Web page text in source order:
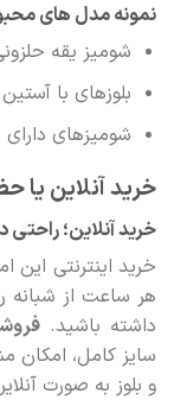
نمونه مدل های
شومیز یقه
بلوزهای با
شومیزهای
خرید آنلاین یا
خرید آنلاین؛ راحتی
خرید اینترنتی این
هر ساعت از شبانه
داشته باشید.
سایز کامل، امکان
و بلوز به صورت